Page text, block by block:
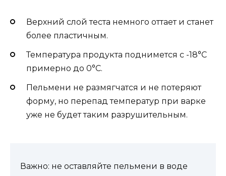
Верхний слой теста немного оттает и станет
более пластичным.
Температура продукта поднимется с -18°C
примерно до 0°C.
Пельмени не размягчатся и не потеряют
форму, но перепад температур при варке
уже не будет таким разрушительным.
Важно: не оставляйте пельмени в воде